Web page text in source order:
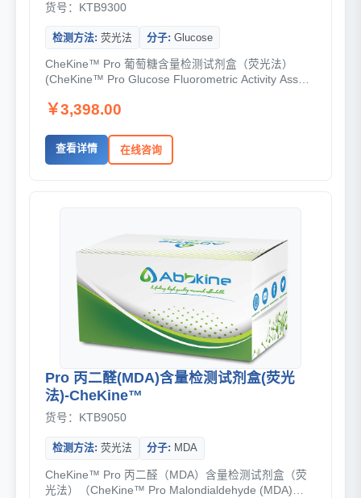
货号：KTB9300
检测方法: 荧光法 分子: Glucose
CheKine™ Pro 葡萄糖含量检测试剂盒（荧光法）
(CheKine™ Pro Glucose Fluorometric Activity Assay
￥3,398.00
查看详情 在线咨询
Pro 丙二醛(MDA)含量检测试剂盒(荧光
法)-CheKine™
货号：KTB9050
检测方法: 荧光法 分子: MDA
CheKine™ Pro 丙二醛（MDA）含量检测试剂盒（荧
光法）（CheKine™ Pro Malondialdehyde (MDA)